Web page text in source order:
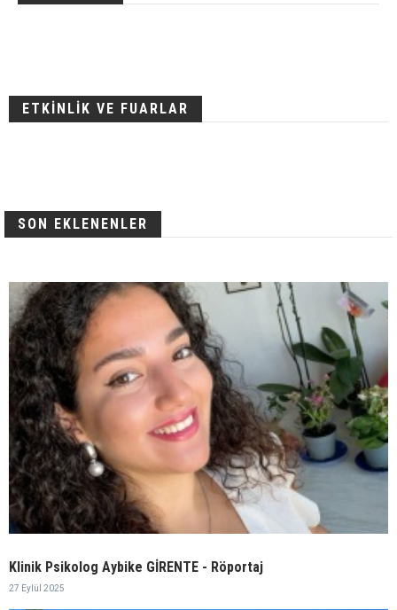
ETKİNLİK VE FUARLAR
SON EKLENENLER
Klinik Psikolog Aybike GİRENTE - Röportaj
27 Eylül 2025